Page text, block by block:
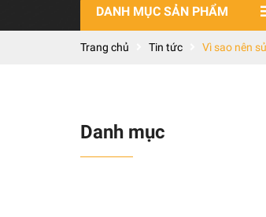
DANH MỤC SẢN PHẨM
Trang chủ Tin tức Vì sao nên
Danh mục